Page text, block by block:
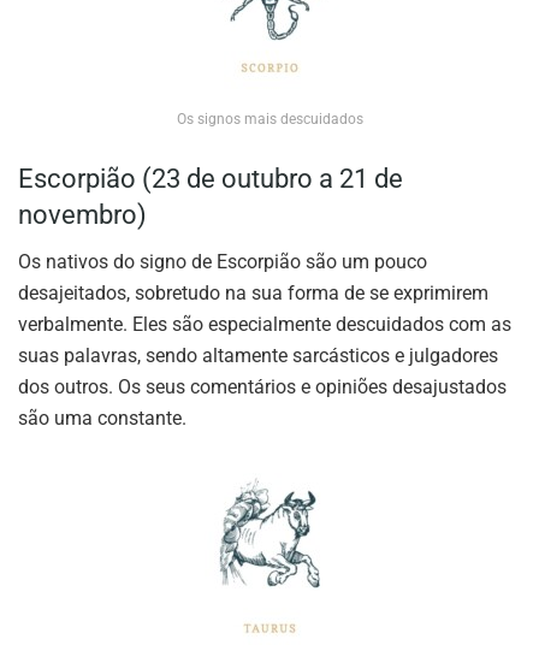
Os signos mais descuidados
Escorpião (23 de outubro a 21 de
novembro)
Os nativos do signo de Escorpião são um pouco
desajeitados, sobretudo na sua forma de se exprimirem
verbalmente. Eles são especialmente descuidados com as
suas palavras, sendo altamente sarcásticos e julgadores
dos outros. Os seus comentários e opiniões desajustados
são uma constante.